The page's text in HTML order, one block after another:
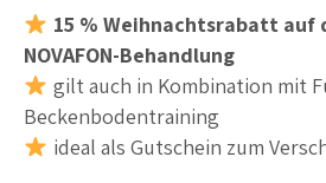
15 % Weihnachtsrabatt auf
NOVAFON-Behandlung
gilt auch in Kombination mit
Beckenbodentraining
ideal als Gutschein zum